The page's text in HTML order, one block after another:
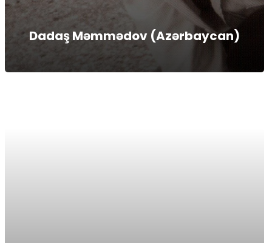
Dadaş Məmmədov (Azərbaycan)